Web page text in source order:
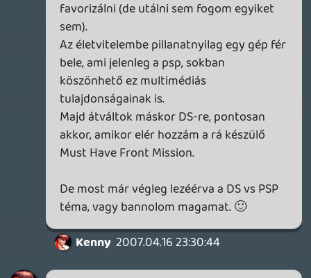
antaru 2007.04.16 23:15:33
A Dragon Quest IX egy nagy kérdés.
Kíváncsi vagyok, hogyan időzíti majd a
Square a többi rpg-hez képest.
Kenny 2007.04.16 23:01:01
Oldern 2007.04.16 23:14:43 #0omuj
Jó, de most felsoroltál három
multiplatform címet... Bof egy ps-átirat,
meg DS-re is (csak hogy hordozhatónál
maradjunk).
Persze, lehet hogy nem olyan jó a hang, de
kit érdekel? Én ezeket amúgy is hang
nélkül szoktam játszani - nem a hang teszi
a jó stratégiát. ÚGyhogy : )